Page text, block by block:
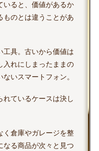
いると、価値があるか
ものとは違うことがあ
工具。古いから価値は
入れにしまったままの
いスマートフォン。
れているケースは決し
く倉庫やガレージを整
なる商品が次々と見つ